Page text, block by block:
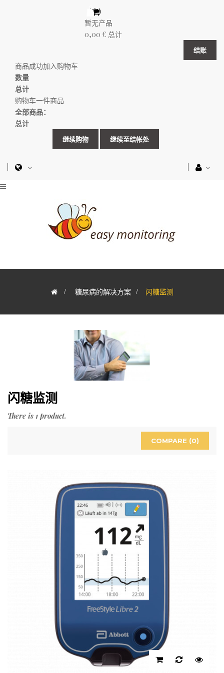
（空）
暂无产品
0,00 € 总计
结账
商品成功加入购物车
数量
总计
购物车一件商品
全部商品：
总计
继续购物 继续至结帐处
> 糖尿病的解决方案 > 闪糖监测
闪糖监测
There is 1 product.
COMPARE (0)